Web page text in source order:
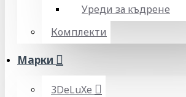
Уреди за къдрене
Комплекти
Марки
3DeLuXe